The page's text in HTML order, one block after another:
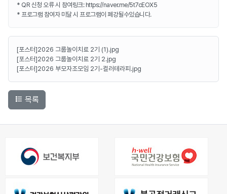
* QR 신청 오류 시 참여링크: https://naver.me/5t7cEOX5
* 프로그램 참여자 미달 시 프로그램이 폐강될수있습니다.
[포스터]2026 그룹놀이치료 2기 (1).jpg
[포스터]2026 그룹놀이치료 2기 2.jpg
[포스터]2026 부모자조모임 2기-컬러테라피.jpg
목록